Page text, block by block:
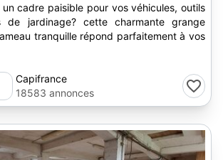
cadre paisible pour vos véhicules, outils
de jardinage? cette charmante grange
tranquille répond parfaitement à vos
Capifrance
18583 annonces